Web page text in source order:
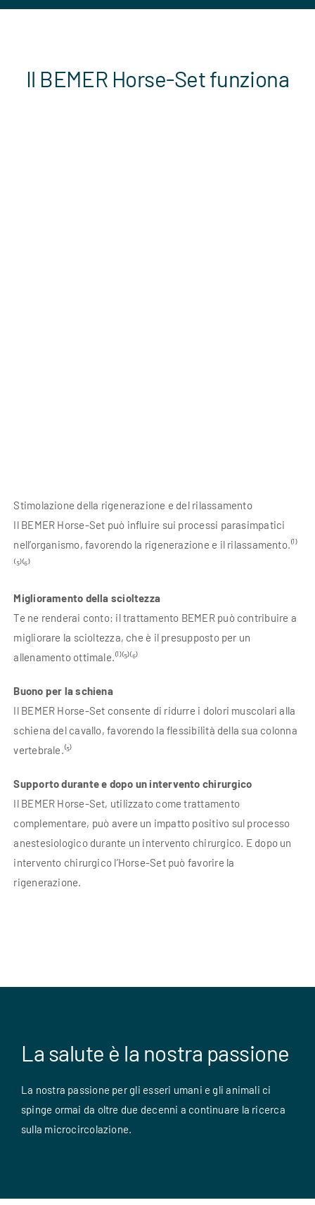
Il BEMER Horse-Set funziona
Stimolazione della rigenerazione e del rilassamento
Il BEMER Horse-Set può influire sui processi parasimpatici
nell’organismo, favorendo la rigenerazione e il rilassamento.⁽¹⁾
⁽⁵⁾⁽⁶⁾
Miglioramento della scioltezza
Te ne renderai conto: il trattamento BEMER può contribuire a
migliorare la scioltezza, che è il presupposto per un
allenamento ottimale.⁽¹⁾⁽⁵⁾⁽⁶⁾
Buono per la schiena
Il BEMER Horse-Set consente di ridurre i dolori muscolari alla
schiena del cavallo, favorendo la flessibilità della sua colonna
vertebrale.⁽⁵⁾
Supporto durante e dopo un intervento chirurgico
Il BEMER Horse-Set, utilizzato come trattamento
complementare, può avere un impatto positivo sul processo
anestesiologico durante un intervento chirurgico. E dopo un
intervento chirurgico l’Horse-Set può favorire la
rigenerazione.
La salute è la nostra passione
La nostra passione per gli esseri umani e gli animali ci
spinge ormai da oltre due decenni a continuare la ricerca
sulla microcircolazione.